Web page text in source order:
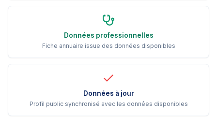
Données professionnelles
Fiche annuaire issue des données disponibles
Données à jour
Profil public synchronisé avec les données disponibles